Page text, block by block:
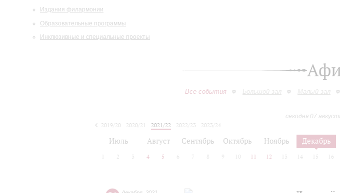
Издания филармонии
Образовательные программы
Инклюзивные и специальные проекты
Все события Большой зал Малый зал
сегодня 07
2019/20
2020/21 2021/22 2022/23
2023/24
Июль Август Сентябрь Октябрь Ноябрь Декабрь
2 3 4 5 6 7 8 9 10 11 12 13 14 15 16